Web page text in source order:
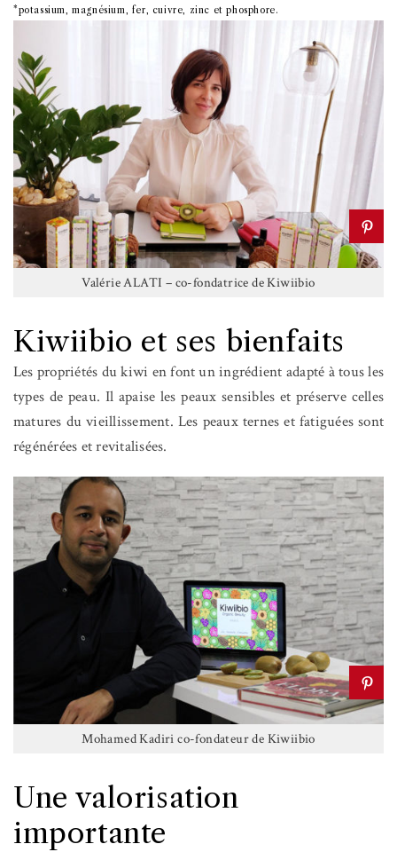
*potassium, magnésium, fer, cuivre, zinc et phosphore.
Valérie ALATI – co-fondatrice de Kiwiibio
Kiwiibio et ses bienfaits
Les propriétés du kiwi en font un ingrédient adapté à tous les
types de peau. Il apaise les peaux sensibles et préserve celles
matures du vieillissement. Les peaux ternes et fatiguées sont
régénérées et revitalisées.
Mohamed Kadiri co-fondateur de Kiwiibio
Une valorisation
importante